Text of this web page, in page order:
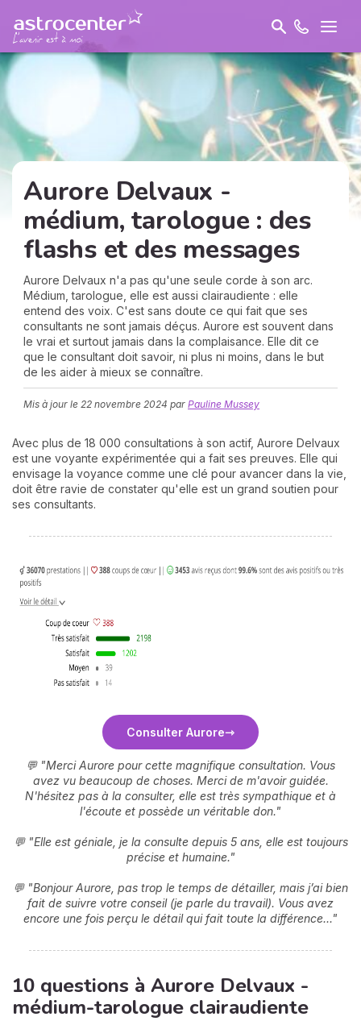
Aurore Delvaux -
médium, tarologue : des
flashs et des messages
Aurore Delvaux n'a pas qu'une seule corde à son arc.
Médium, tarologue, elle est aussi clairaudiente : elle
entend des voix. C'est sans doute ce qui fait que ses
consultants ne sont jamais déçus. Aurore est souvent dans
le vrai et surtout jamais dans la complaisance. Elle dit ce
que le consultant doit savoir, ni plus ni moins, dans le but
de les aider à mieux se connaître.
Mis à jour le 22 novembre 2024 par Pauline Mussey
Avec plus de 18 000 consultations à son actif, Aurore Delvaux
est une voyante expérimentée qui a fait ses preuves. Elle qui
envisage la voyance comme une clé pour avancer dans la vie,
doit être ravie de constater qu'elle est un grand soutien pour
ses consultants.
Consulter Aurore
💬 "Merci Aurore pour cette magnifique consultation. Vous
avez vu beaucoup de choses. Merci de m'avoir guidée.
N'hésitez pas à la consulter, elle est très sympathique et à
l'écoute et possède un véritable don."
💬 "Elle est géniale, je la consulte depuis 5 ans, elle est toujours
précise et humaine."
💬 "Bonjour Aurore, pas trop le temps de détailler, mais j’ai bien
fait de suivre votre conseil (je parle du travail). Vous avez
encore une fois perçu le détail qui fait toute la différence..."
10 questions à Aurore Delvaux -
médium-tarologue clairaudiente